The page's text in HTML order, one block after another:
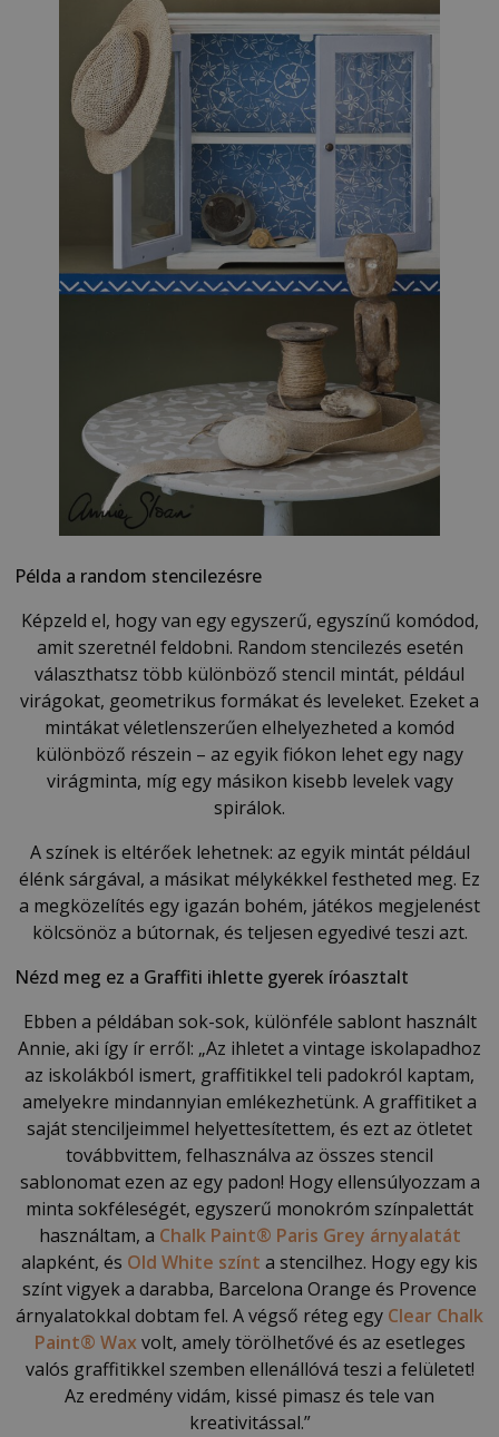
Példa a random stencilezésre
Képzeld el, hogy van egy egyszerű, egyszínű komódod,
amit szeretnél feldobni. Random stencilezés esetén
választhatsz több különböző stencil mintát, például
virágokat, geometrikus formákat és leveleket. Ezeket a
mintákat véletlenszerűen elhelyezheted a komód
különböző részein – az egyik fiókon lehet egy nagy
virágminta, míg egy másikon kisebb levelek vagy
spirálok.
A színek is eltérőek lehetnek: az egyik mintát például
élénk sárgával, a másikat mélykékkel festheted meg. Ez
a megközelítés egy igazán bohém, játékos megjelenést
kölcsönöz a bútornak, és teljesen egyedivé teszi azt.
Nézd meg ez a Graffiti ihlette gyerek íróasztalt
Ebben a példában sok-sok, különféle sablont használt
Annie, aki így ír erről: „Az ihletet a vintage iskolapadhoz
az iskolákból ismert, graffitikkel teli padokról kaptam,
amelyekre mindannyian emlékezhetünk. A graffitiket a
saját stenciljeimmel helyettesítettem, és ezt az ötletet
továbbvittem, felhasználva az összes stencil
sablonomat ezen az egy padon! Hogy ellensúlyozzam a
minta sokféleségét, egyszerű monokróm színpalettát
használtam, a Chalk Paint® Paris Grey árnyalatát
alapként, és Old White színt a stencilhez. Hogy egy kis
színt vigyek a darabba, Barcelona Orange és Provence
árnyalatokkal dobtam fel. A végső réteg egy Clear Chalk
Paint® Waxvolt, amely törölhetővé és az esetleges
valós graffitikkel szemben ellenállóvá teszi a felületet!
Az eredmény vidám, kissé pimasz és tele van
kreativitással.”